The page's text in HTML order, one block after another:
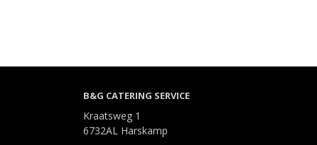
B&G CATERING SERVICE
Kraatsweg 1
6732AL Harskamp